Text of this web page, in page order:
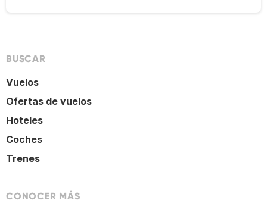
BUSCAR
Vuelos
Ofertas de vuelos
Hoteles
Coches
Trenes
CONOCER MÁS